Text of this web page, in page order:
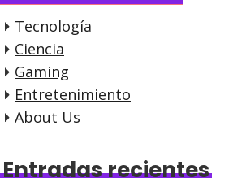
Tecnología
Ciencia
Gaming
Entretenimiento
About Us
Entradas recientes